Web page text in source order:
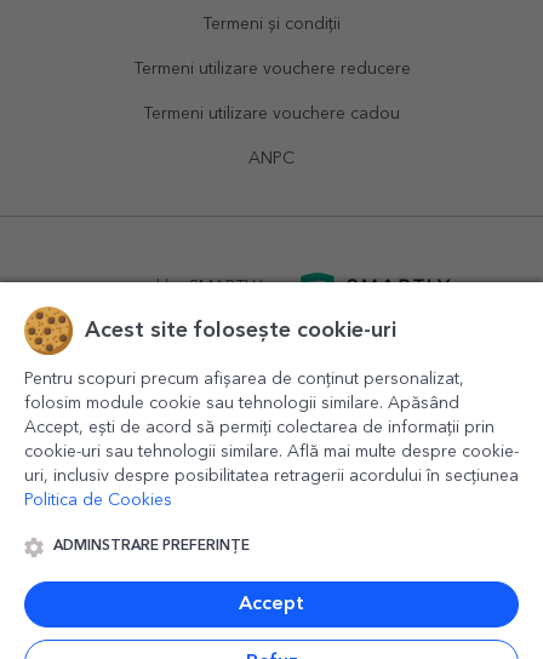
Termeni și condiții
Termeni utilizare vouchere reducere
Termeni utilizare vouchere cadou
ANPC
powered bySMARTLY.ro
© 2016-2026 StarGift Romania,
contact@stargift.ro
www.stargift.ro
, cod fiscal
Acest site folosește cookie-uri
Pentru scopuri precum afișarea de conținut personalizat,
folosim module cookie sau tehnologii similare. Apăsând
Accept, ești de acord să permiți colectarea de informații prin
cookie-uri sau tehnologii similare. Află mai multe despre cookie-
uri, inclusiv despre posibilitatea retragerii acordului în secțiunea
Politica de Cookies
ADMINSTRARE PREFERINȚE
Accept